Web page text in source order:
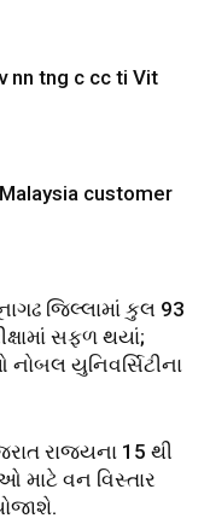
nn tng c cc ti Vit
customer
જિલ્લામાં કુલ 93
સફળ થયાં;
નોબલ યુનિવર્સિટીના
રાજ્યના 15 થી
માટે વન વિસ્તાર